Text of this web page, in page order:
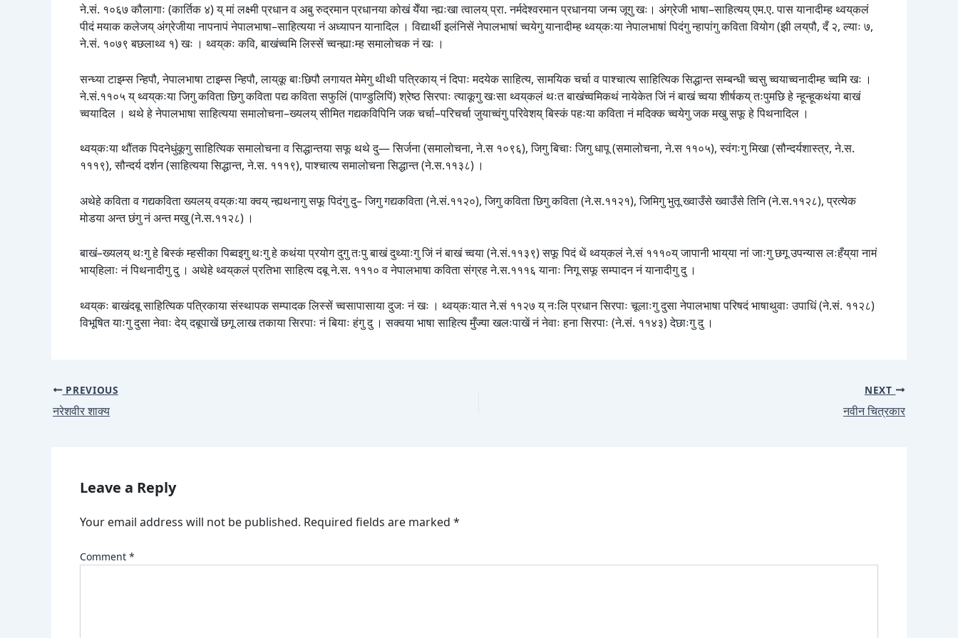
ने.सं. १०६७ कौलागाः (कार्तिक ४) य् मां लक्ष्मी प्रधान व अबु रुद्रमान प्रधानया कोखं येँया न्ह्यःखा त्वालय् प्रा. नर्मदेश्वरमान प्रधानया जन्म जूगु खः। अंग्रेजी भाषा–साहित्यय् एम.ए. पास यानादीम्ह थ्वय्‌कलं
पीदं मयाक कलेजय् अंग्रेजीया नापनापं नेपालभाषा–साहित्यया नं अध्यापन यानादिल । विद्यार्थी इलंनिसें नेपालभाषां च्वयेगु यानादीम्ह थ्वय्‌कःया नेपालभाषां पिदंगु न्हापांगु कविता वियोग (झी लय्‌पौ, दँ २, ल्याः ७,
ने.सं. १०७९ बछलाथ्व १) खः । थ्वय्‌कः कवि, बाखंच्वमि लिस्सें च्वन्ह्याःम्ह समालोचक नं खः ।
सन्ध्या टाइम्स न्हिपौ, नेपालभाषा टाइम्स न्हिपौ, लाय्‌कू बाःछिपौ लगायत मेमेगु थीथी पत्रिकाय् नं दिपाः मदयेक साहित्य, सामयिक चर्चा व पाश्चात्य साहित्यिक सिद्धान्त सम्बन्धी च्वसु च्वयाच्वनादीम्ह च्वमि खः ।
ने.सं.११०५ य् थ्वय्‌कःया जिगु कविता छिगु कविता पद्य कविता सफुलिं (पाण्डुलिपिं) श्रेष्ठ सिरपाः त्याकूगु खःसा थ्वय्‌कलं थःत बाखंच्वमिकथं नायेकेत जिं नं बाखं च्वया शीर्षकय् तःपुमछि हे न्हून्हूकथंया बाखं
च्वयादिल । थथे हे नेपालभाषा साहित्यया समालोचना–ख्यलय् सीमित गद्यकविपिनि जक चर्चा–परिचर्चा जुयाच्वंगु परिवेशय् बिस्कं पहःया कविता नं मदिक्क च्वयेगु जक मखु सफू हे पिथनादिल ।
थ्वय्‌कःया थौंतक पिदनेधुंकूगु साहित्यिक समालोचना व सिद्धान्तया सफू थथे दु— सिर्जना (समालोचना, ने.स १०९६), जिगु बिचाः जिगु धापू (समालोचना, ने.स ११०५), स्वंगःगु मिखा (सौन्दर्यशास्त्र, ने.स.
१११९), सौन्दर्य दर्शन (साहित्यया सिद्धान्त, ने.स. १११९), पाश्चात्य समालोचना सिद्धान्त (ने.स.११३८) ।
अथेहे कविता व गद्यकविता ख्यलय् वय्‌कःया क्वय् न्ह्यथनागु सफू पिदंगु दु– जिगु गद्यकविता (ने.सं.११२०), जिगु कविता छिगु कविता (ने.स.११२१), जिमिगु भुतू ख्वाउँसे ख्वाउँसे तिनि (ने.स.११२८), प्रत्येक
मोडया अन्त छंगु नं अन्त मखु (ने.स.११२८) ।
बाखं–ख्यलय् थःगु हे बिस्कं म्हसीका पिब्वइगु थःगु हे कथंया प्रयोग दुगु तःपु बाखं दुथ्याःगु जिं नं बाखं च्वया (ने.सं.११३९) सफू पिदं थें थ्वय्‌कलं ने.सं १११०य् जापानी भाय्‌या नां जाःगु छगू उपन्यास लःहँय्‌या नामं
भाय्‌हिलाः नं पिथनादीगु दु । अथेहे थ्वय्‌कलं प्रतिभा साहित्य दबू ने.स. १११० व नेपालभाषा कविता संग्रह ने.स.१११६ यानाः निगू सफू सम्पादन नं यानादीगु दु ।
थ्वय्‌कः बाखंदबू साहित्यिक पत्रिकाया संस्थापक सम्पादक लिस्सें च्वसापासाया दुजः नं खः । थ्वय्‌कःयात ने.सं ११२७ य् नःलि प्रधान सिरपाः चूलाःगु दुसा नेपालभाषा परिषदं भाषाथुवाः उपाधिं (ने.सं. ११२८)
विभूषित याःगु दुसा नेवाः देय् दबूपाखें छगू लाख तकाया सिरपाः नं बियाः हंगु दु । सक्वया भाषा साहित्य मुँज्या खलःपाखें नं नेवाः हना सिरपाः (ने.सं. ११४३) देछाःगु दु ।
PREVIOUS
नरेशवीर शाक्य
NEXT
नवीन चित्रकार
Leave a Reply
Your email address will not be published. Required fields are marked *
Comment *